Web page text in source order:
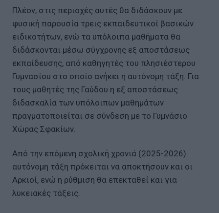
Πλέον, στις περιοχές αυτές θα διδάσκουν με
φυσική παρουσία τρεις εκπαιδευτικοί βασικών
ειδικοτήτων, ενώ τα υπόλοιπα μαθήματα θα
διδάσκονται μέσω σύγχρονης εξ αποστάσεως
εκπαίδευσης, από καθηγητές του πλησιέστερου
Γυμνασίου στο οποίο ανήκει η αυτόνομη τάξη. Για
τους μαθητές της Γαύδου η εξ αποστάσεως
διδασκαλία των υπόλοιπων μαθημάτων
πραγματοποιείται σε σύνδεση με το Γυμνάσιο
Χώρας Σφακίων.
Από την επόμενη σχολική χρονιά (2025-2026)
αυτόνομη τάξη πρόκειται να αποκτήσουν και οι
Αρκιοί, ενώ η ρύθμιση θα επεκταθεί και για
λυκειακές τάξεις.